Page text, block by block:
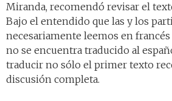
Miranda, recomendó revisar el
Bajo el entendido que las y los
necesariamente leemos en
no se encuentra traducido al
traducir no sólo el primer texto
discusión completa.